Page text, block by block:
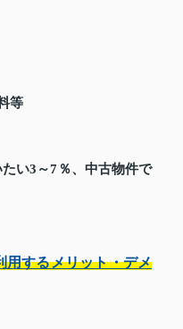
等
い3～7％、中古物件で
用するメリット・デメ